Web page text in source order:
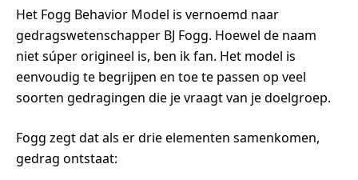
Het Fogg Behavior Model is vernoemd naar
gedragswetenschapper BJ Fogg. Hoewel de naam
niet súper origineel is, ben ik fan. Het model is
eenvoudig te begrijpen en toe te passen op veel
soorten gedragingen die je vraagt van je doelgroep.
Fogg zegt dat als er drie elementen samenkomen,
gedrag ontstaat: